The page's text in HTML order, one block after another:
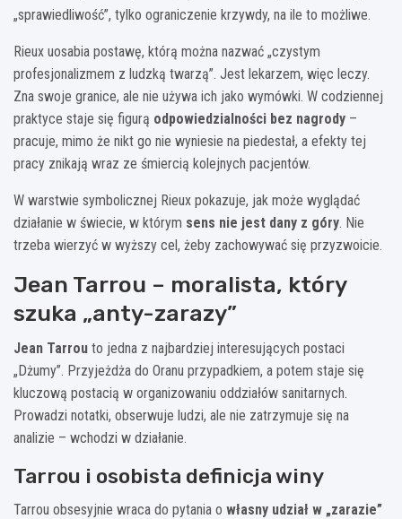
„sprawiedliwość”, tylko ograniczenie krzywdy, na ile to możliwe.
Rieux uosabia postawę, którą można nazwać „czystym
profesjonalizmem z ludzką twarzą”. Jest lekarzem, więc leczy.
Zna swoje granice, ale nie używa ich jako wymówki. W codziennej
praktyce staje się figurą odpowiedzialności bez nagrody –
pracuje, mimo że nikt go nie wyniesie na piedestał, a efekty tej
pracy znikają wraz ze śmiercią kolejnych pacjentów.
W warstwie symbolicznej Rieux pokazuje, jak może wyglądać
działanie w świecie, w którym sens nie jest dany z góry. Nie
trzeba wierzyć w wyższy cel, żeby zachowywać się przyzwoicie.
Jean Tarrou – moralista, który
szuka „anty-zarazy”
Jean Tarrou to jedna z najbardziej interesujących postaci
„Dżumy”. Przyjeżdża do Oranu przypadkiem, a potem staje się
kluczową postacią w organizowaniu oddziałów sanitarnych.
Prowadzi notatki, obserwuje ludzi, ale nie zatrzymuje się na
analizie – wchodzi w działanie.
Tarrou i osobista definicja winy
Tarrou obsesyjnie wraca do pytania o własny udział w „zarazie”